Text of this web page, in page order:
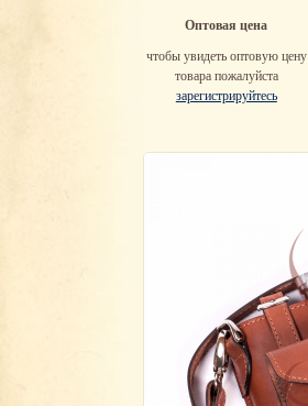
Оптовая цена
чтобы увидеть оптовую цену
товара пожалуйста
зарегистрируйтесь